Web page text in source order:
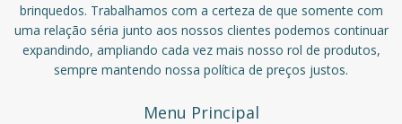
brinquedos. Trabalhamos com a certeza de que somente com
uma relação séria junto aos nossos clientes podemos continuar
expandindo, ampliando cada vez mais nosso rol de produtos,
sempre mantendo nossa política de preços justos.
Menu Principal